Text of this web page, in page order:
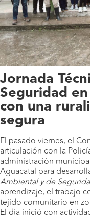
Jornada
Seguridad
con una
segura
El pasado viernes, el
articulación con la
administración
Aguacatal para
Ambiental y de
aprendizaje, el trabajo
tejido comunitario en
El día inició con